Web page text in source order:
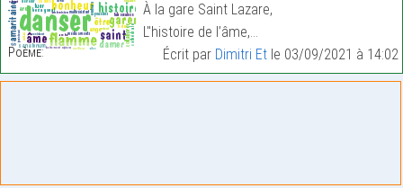
Poème:
À la gare Saint Lazare,
L"histoire de l’âme,…
Écrit par Dimitri Etle 03/09/2021 à 14:02